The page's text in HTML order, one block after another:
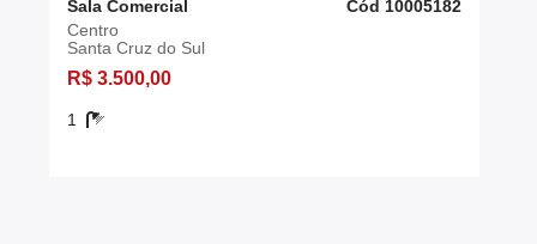
Sala Comercial
Cód 10005182
Centro
Santa Cruz do Sul
R$ 3.500,00
1